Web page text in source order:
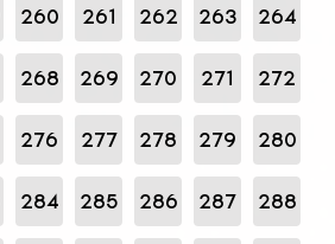
260 261 262 263 264
268 269 270 271 272
276 277 278 279 280
284 285 286 287 288